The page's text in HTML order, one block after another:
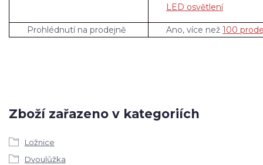
LED osvětlení
Prohlédnutí na prodejně Ano, více než 100
Zboží zařazeno v kategoriích
Ložnice
Dvoulůžka